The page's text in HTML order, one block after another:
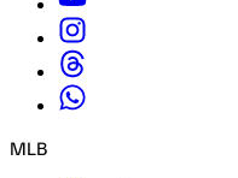
MLB